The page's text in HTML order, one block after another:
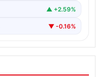
▲ +2.59%
▼ -0.16%